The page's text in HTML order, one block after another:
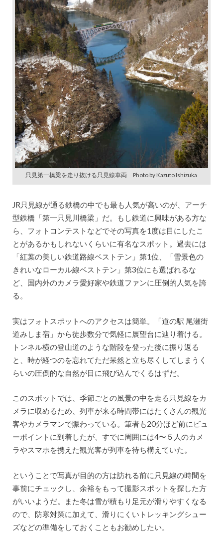
只見第一橋梁を走り抜ける只見線車両 Photo by Kazuto Ishizuka
JR只見線が通る鉄橋の中でも最も人気が高いのが、アーチ
型鉄橋「第一只見川橋梁」だ。もし鉄道に興味がある方な
ら、フォトコンテストなどでその写真を1度は目にしたこ
とがあるかもしれないくらいに有名なスポット。過去には
「紅葉の美しい鉄道路線ベストテン」第1位、「雪景色の
きれいなローカル線ベストテン」第3位にも選ばれるな
ど、国内外のカメラ愛好家や鉄道ファンに圧倒的人気を誇
る。
実はフォトスポットへのアクセスは簡単。「道の駅 尾瀬街
道みしま宿」から徒歩数分で気軽に展望台に辿り着ける。
トンネル横の登山道のような階段を登った後に振り返る
と、時が経つのを忘れてただ呆然と立ち尽くしてしまうく
らいの圧倒的な自然が目に飛び込んでくるはずだ。
このスポットでは、季節ごとの風景の中を走る只見線をカ
メラに収めるため、列車が来る時間帯にはたくさんの観光
客やカメラマンで賑わっている。筆者も20分ほど前にビュ
ーポイントに到着したが、すでに周囲には4〜５人のカメ
ラやスマホを携えた観光客が列車を待ち構えていた。
ということで写真が目的の方は訪れる前に只見線の時間を
事前にチェックし、余裕をもって撮影スポットを探した方
がいいようだ。また冬は雪が積もり足元が滑りやすくなる
ので、防寒対策に加えて、滑りにくいトレッキングシュー
ズなどの準備をしておくこともお勧めしたい。